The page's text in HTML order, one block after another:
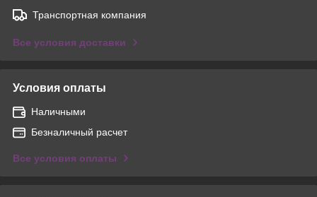
Транспортная компания
Все условия доставки
Условия оплаты
Наличными
Безналичный расчет
Все условия оплаты